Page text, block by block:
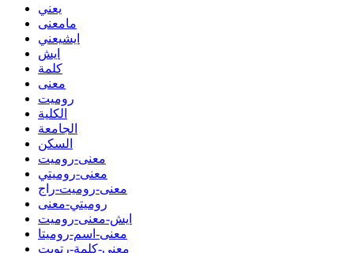
يعني
مامعنى
ايشيعني
ايش
كلمة
معنى
روميت
الكلية
الجامعة
السكن
معنى-روميت
معنى-روميتي
معنى-روميت-راج
روميتي-معنى
ايش-معنى-روميت
معنى-اسم-روميتا
معنى-كلمة-رتويت